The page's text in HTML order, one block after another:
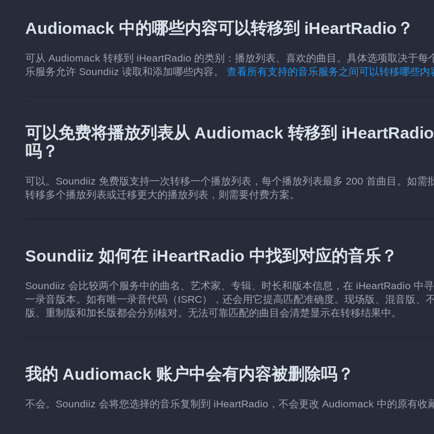
Audiomack 中的哪些内容可以转移到 iHeartRadio？
可从 Audiomack 转移到 iHeartRadio 的类别：播放列表、喜欢的曲目。具体选项取决于每
乐服务允许 Soundiiz 读取和添加哪些内容。 查看所有支持的音乐服务之间可以转移哪些内
可以免费将播放列表从 Audiomack 转移到 iHeartRadio
吗？
可以。Soundiiz 免费版支持一次转移一个播放列表，每个播放列表最多 200 首曲目。如需
转移多个播放列表或迁移更大的播放列表，则需要付费方案。
Soundiiz 如何在 iHeartRadio 中找到对应的音乐？
Soundiiz 会比较两个服务中的曲名、艺术家、专辑、时长和版本信息，在 iHeartRadio 中
一录音版本。如有唯一录音代码（ISRC），还会用它提高匹配准确度。现场版、混音版、
版、重制版和加长版都会分别核对。无法可靠匹配的曲目会清楚显示在转移结果中。
我的 Audiomack 账户中会有内容被删除吗？
不会。Soundiiz 会将您选择的音乐复制到 iHeartRadio，不会更改 Audiomack 中的原有收